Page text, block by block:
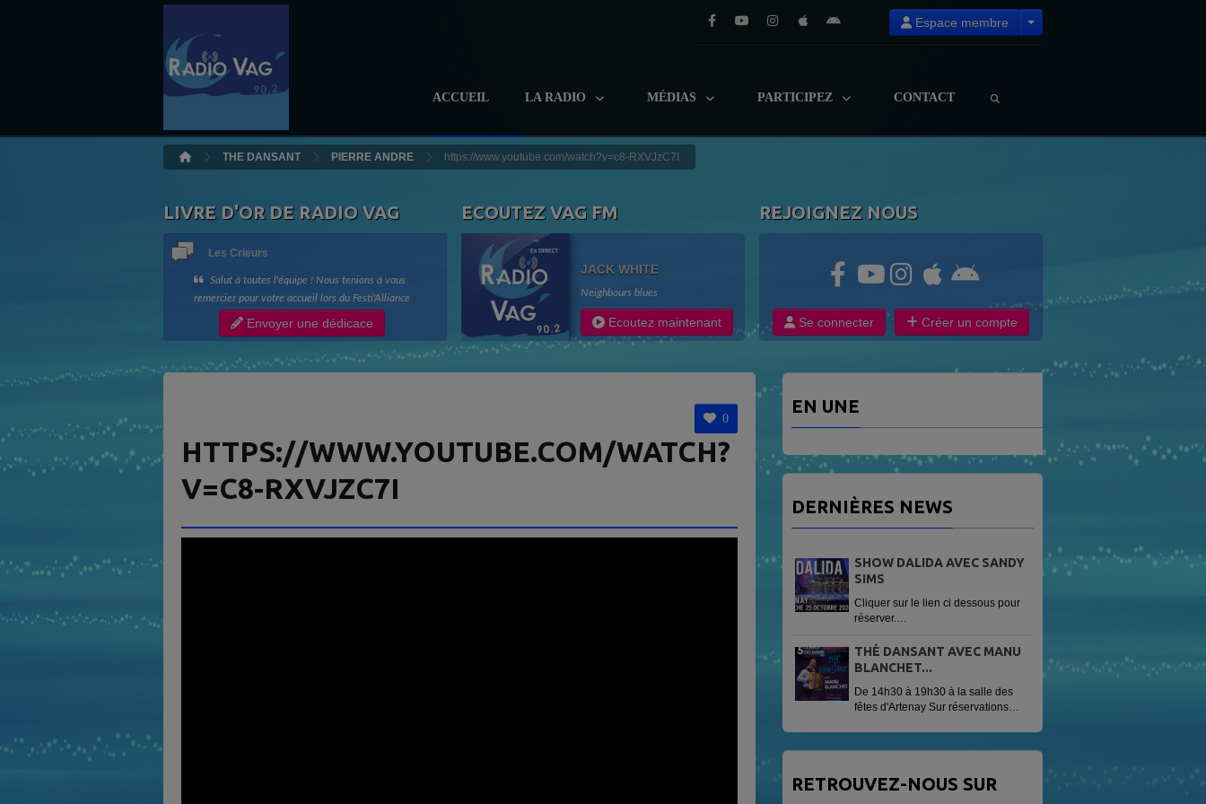
Espace membre
ACCUEIL LA RADIO MÉDIAS PARTICIPEZ CONTACT
THE DANSANT PIERRE ANDRE https://www.youtube.com/watch?v=c8-RXVJzC7I
LIVRE D'OR DE RADIO VAG
Les Crieurs
Salut à toutes l'équipe ! Nous tenions à vous
remercier pour votre accueil lors du Festi'Alliance
ainsi que votre bonne humeur !! Longue vie à Radio
Vag !! Les Crieurs de Toit
Envoyer une dédicace
ECOUTEZ VAG FM
JACK WHITE
Neighbours blues
Ecoutez maintenant
REJOIGNEZ NOUS
Se connecter Créer un compte
0
HTTPS://WWW.YOUTUBE.COM/WATCH?
V=C8-RXVJZC7I
EN UNE
DERNIÈRES NEWS
SHOW DALIDA AVEC SANDY
SIMS
Cliquer sur le lien ci dessous pour
réserver.
vag/evenements/sandy-sims-
show-dalida
THÉ DANSANT AVEC MANU
BLANCHET...
De 14h30 à 19h30 à la salle des
fêtes d'Artenay Sur réservations
RETROUVEZ-NOUS SUR